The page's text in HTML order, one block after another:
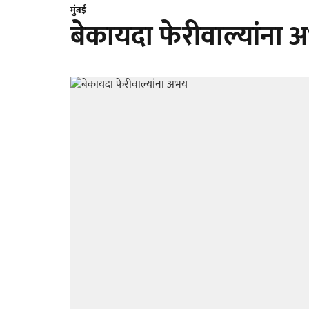
मुंबई
बेकायदा फेरीवाल्यांना